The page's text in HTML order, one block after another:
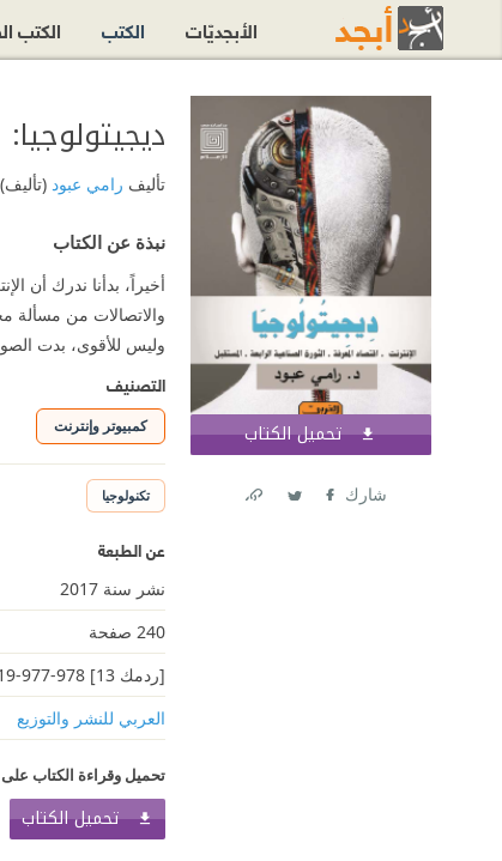
تحميل الكتاب اشترك الآن
شارك
تأليف رامي عبود(تأليف)
نبذة عن الكتاب
أخيراً، بدأنا ندرك أن
والاتصالات من مسألة
وليس للأقوى، بدت
التصنيف
كمبيوتر وإنترنت
تكنولوجيا
عن الطبعة
نشر سنة 2017
240 صفحة
[ردمك 13] 978-977-319-305-8
العربي للنشر والتوزيع
تحميل وقراءة الكتاب
تحميل الكتاب
الأبجديّات الكتب الكتب